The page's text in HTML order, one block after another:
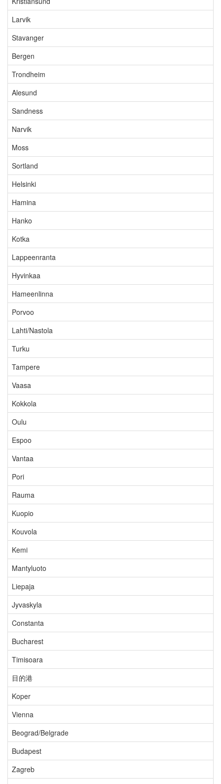
Larvik
Stavanger
Bergen
Trondheim
Alesund
Sandness
Narvik
Moss
Sortland
Helsinki
Hamina
Hanko
Kotka
Lappeenranta
Hyvinkaa
Hameenlinna
Porvoo
Lahti/Nastola
Turku
Tampere
Vaasa
Kokkola
Oulu
Espoo
Vantaa
Pori
Rauma
Kuopio
Kouvola
Kemi
Mantyluoto
Liepaja
Jyvaskyla
Constanta
Bucharest
Timisoara
目的港
Koper
Vienna
Beograd/Belgrade
Budapest
Zagreb